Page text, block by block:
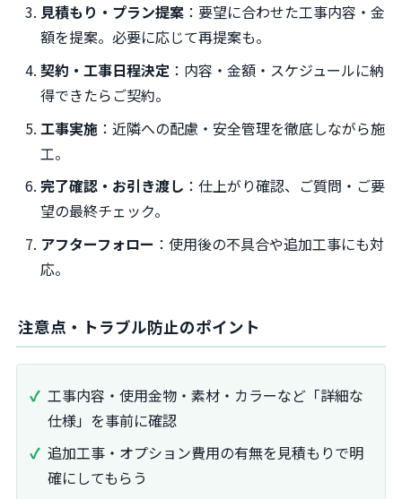
見積もり・プラン提案 ：要望に合わせた工事内容・金
額を提案。必要に応じて再提案も。
契約・工事日程決定 ：内容・金額・スケジュールに納
得できたらご契約。
工事実施 ：近隣への配慮・安全管理を徹底しながら施
工。
完了確認・お引き渡し ：仕上がり確認、ご質問・ご要
望の最終チェック。
アフターフォロー ：使用後の不具合や追加工事にも対
応。
注意点・トラブル防止のポイント
工事内容・使用金物・素材・カラーなど「詳細な
仕様」を事前に確認
追加工事・オプション費用の有無を見積もりで明
確にしてもらう